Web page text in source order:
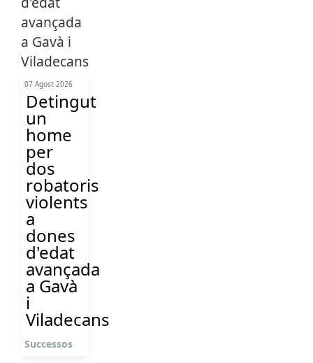
07 Agost 2026
Detingut
un
home
per
dos
robatoris
violents
a
dones
d'edat
avançada
a Gavà
i
Viladecans
Successos